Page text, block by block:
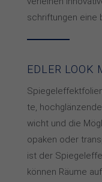
schrif­tun­gen eine
EDLER LOOK
te,
wicht und die
opa­ken oder
ist der
kön­nen Räu­me